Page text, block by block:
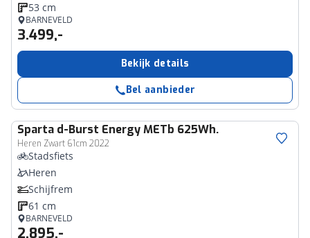
53 cm
BARNEVELD
3.499,-
Bekijk details
Bel aanbieder
Sparta d-Burst Energy METb 625Wh.
Heren Zwart 61cm 2022
Stadsfiets
Heren
Schijfrem
61 cm
BARNEVELD
2.895,-